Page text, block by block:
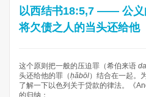
以西结书18:5,7 —— 公义
将欠债之人的当头还给他
这个原则把一般的压迫罪（希伯来语
头还给他的罪（ḥăbōl）结合在一起。
了解一下以色列关于贷款的律法。《